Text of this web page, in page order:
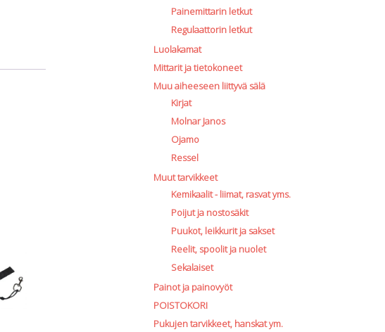
Painemittarin letkut
Regulaattorin letkut
Luolakamat
Mittarit ja tietokoneet
Muu aiheeseen liittyvä sälä
Kirjat
Molnar Janos
Ojamo
Ressel
Muut tarvikkeet
Kemikaalit - liimat, rasvat yms.
Poijut ja nostosäkit
Puukot, leikkurit ja sakset
Reelit, spoolit ja nuolet
Sekalaiset
Painot ja painovyöt
POISTOKORI
Pukujen tarvikkeet, hanskat ym.